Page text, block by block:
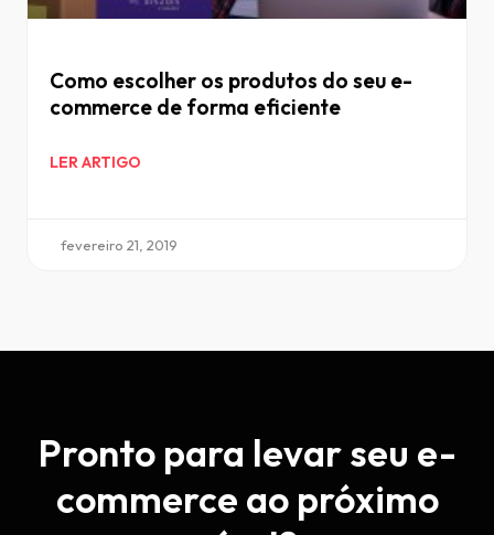
Como escolher os produtos do seu e-
commerce de forma eficiente
LER ARTIGO
fevereiro 21, 2019
Pronto para levar seu e-
commerce ao próximo